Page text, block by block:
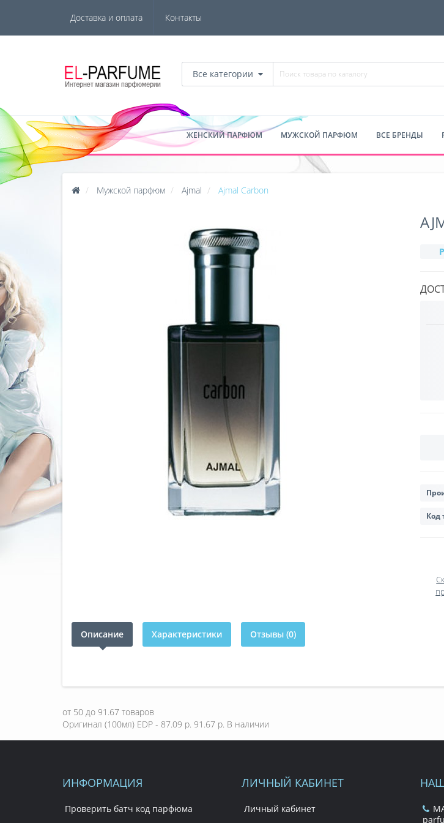
Доставка и оплата Контакты
Все категории
ЖЕНСКИЙ ПАРФЮМ МУЖСКОЙ ПАРФЮМ ВСЕ БРЕНДЫ
Мужской парфюм Ajmal Ajmal Carbon
Код
Описание Характеристики Отзывы (0)
от 50 до 91.67 товаров
Оригинал (100мл) EDP - 87.09 р. 91.67 р. В наличии
ИНФОРМАЦИЯ
Проверить батч код парфюма
ЛИЧНЫЙ КАБИНЕТ
Личный кабинет